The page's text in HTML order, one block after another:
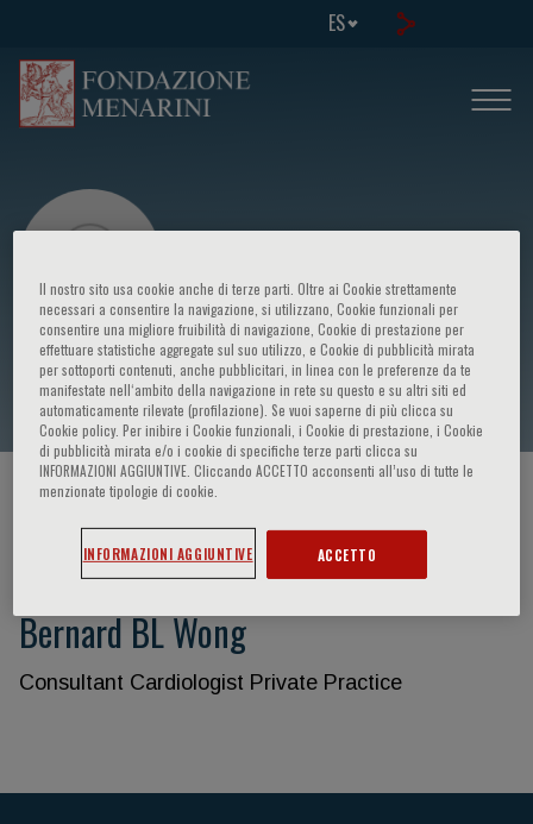
ES
Bernard BL Wong
HOME PAGE / CURSOS Y EVENTOS
Bernard BL Wong
Consultant Cardiologist Private Practice
Il nostro sito usa cookie anche di terze parti. Oltre ai Cookie strettamente
necessari a consentire la navigazione, si utilizzano, Cookie funzionali per
consentire una migliore fruibilità di navigazione, Cookie di prestazione per
effettuare statistiche aggregate sul suo utilizzo, e Cookie di pubblicità mirata
per sottoporti contenuti, anche pubblicitari, in linea con le preferenze da te
manifestate nell‘ambito della navigazione in rete su questo e su altri siti ed
automaticamente rilevate (profilazione). Se vuoi saperne di più clicca su
Cookie policy. Per inibire i Cookie funzionali, i Cookie di prestazione, i Cookie
di pubblicità mirata e/o i cookie di specifiche terze parti clicca su
INFORMAZIONI AGGIUNTIVE. Cliccando ACCETTO acconsenti all’uso di tutte le
menzionate tipologie di cookie.
INFORMAZIONI AGGIUNTIVE ACCETTO